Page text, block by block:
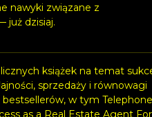
nawyki związane z
już dzisiaj.
książek na temat
sprzedaży i równowagi
bestsellerów, w tym Telephone
as a Real Estate Agent For